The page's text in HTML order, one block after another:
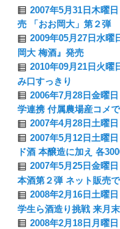
2007年5月31日木曜
売 「おお岡大」第２弾
2009年05月27日水曜
岡大 梅酒』発売
2010年09月21日火曜
み口すっきり
2006年7月28日金曜
学連携 付属農場産コメ
2007年4月28日土曜
2007年5月12日土曜
ド酒 本醸造に加え 各
2007年5月25日金曜
本酒第２弾 ネット販売
2008年2月16日土曜
学生ら酒造り挑戦 来月
2008年2月18日月曜